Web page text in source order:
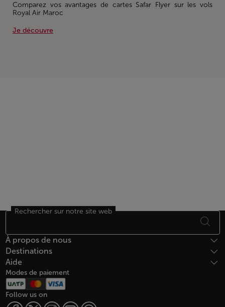
Comparez vos avantages de cartes Safar Flyer sur les vols
Royal Air Maroc
Je découvre
Bas de page Plan du site
Rechercher sur notre site web
À propos de nous
Destinations
Aide
Modes de paiement
Follow us on